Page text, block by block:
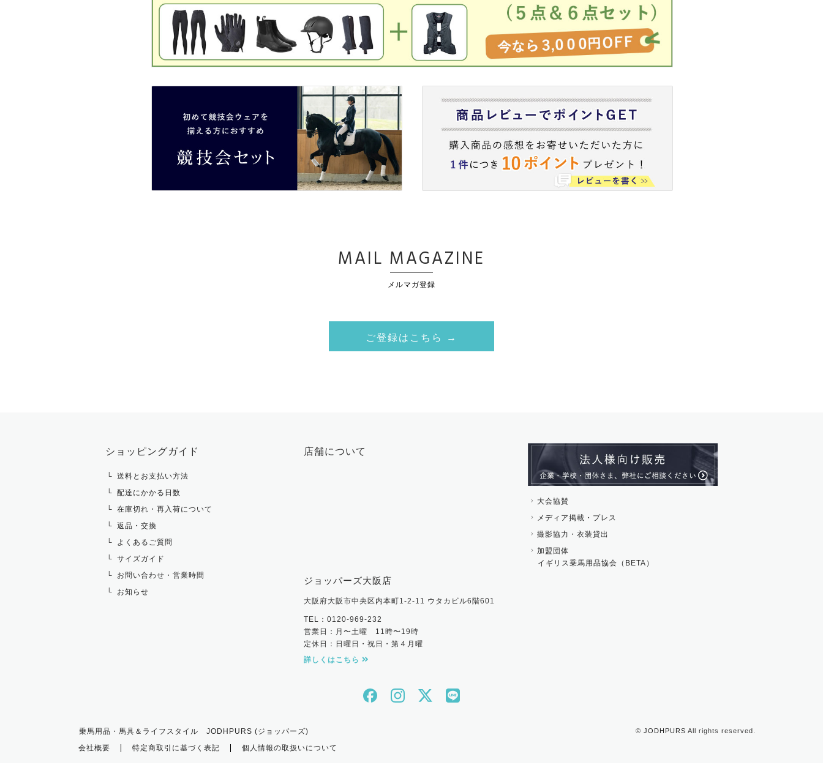
MAIL MAGAZINE
メルマガ登録
ご登録はこちら →
ショッピングガイド
送料とお支払い方法
配達にかかる日数
在庫切れ・再入荷について
返品・交換
よくあるご質問
サイズガイド
お問い合わせ・営業時間
お知らせ
店舗について
ジョッパーズ大阪店
大阪府大阪市中央区内本町1-2-11 ウタカビル6階601
TEL：0120-969-232
営業日：月〜土曜 11時〜19時
定休日：日曜日・祝日・第４月曜
詳しくはこちら
大会協賛
メディア掲載・プレス
撮影協力・衣装貸出
加盟団体
イギリス乗馬用品協会（BETA）
乗馬用品・馬具＆ライフスタイル JODHPURS (ジョッパーズ)
会社概要
特定商取引に基づく表記 個人情報の取扱いについて
© JODHPURS All rights reserved.